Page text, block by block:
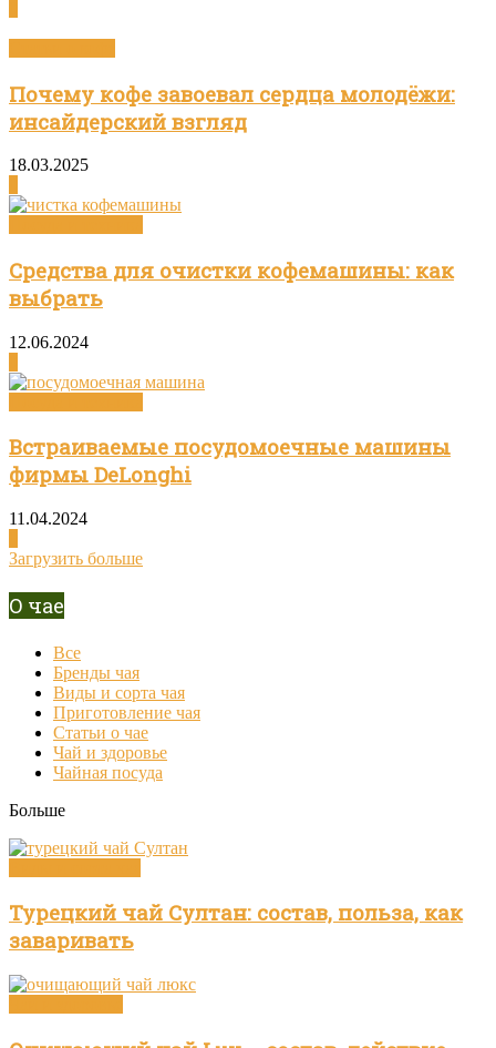
Почему кофе завоевал сердца молодёжи:
инсайдерский взгляд
18.03.2025
Средства для очистки кофемашины: как
выбрать
12.06.2024
Встраиваемые посудомоечные машины
фирмы DeLonghi
11.04.2024
Загрузить больше
О чае
Все
Бренды чая
Виды и сорта чая
Приготовление чая
Статьи о чае
Чай и здоровье
Чайная посуда
Больше
Турецкий чай Султан: состав, польза, как
заваривать